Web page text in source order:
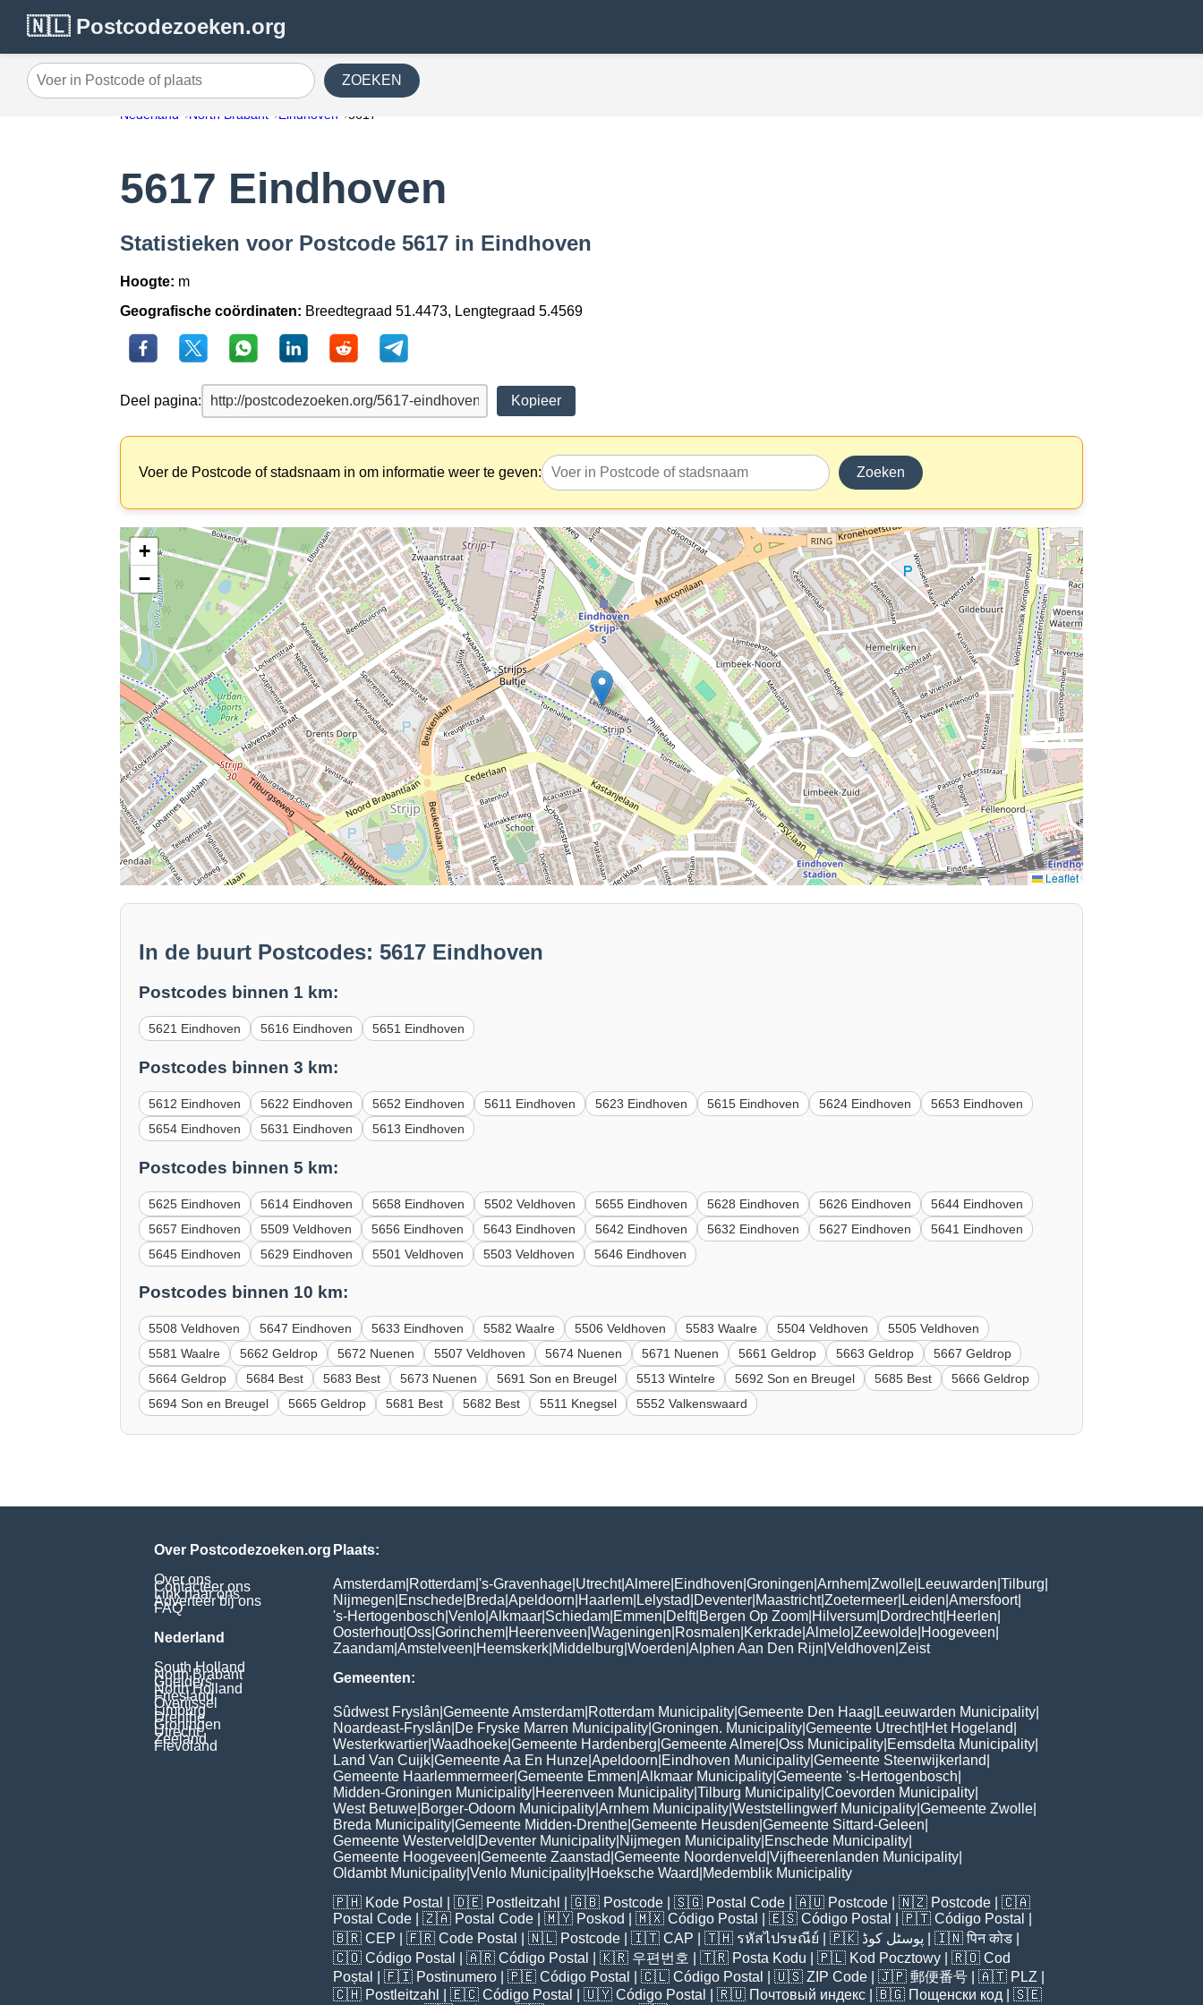
🇳🇱 Postcodezoeken.org
Voer in Postcode of plaats ZOEKEN
Nederland North Brabant Eindhoven 5617
5617 Eindhoven
Statistieken voor Postcode 5617 in Eindhoven
Hoogte: m
Geografische coördinaten: Breedtegraad 51.4473, Lengtegraad 5.4569
Deel pagina: Kopieer
Voer de Postcode of stadsnaam in om informatie weer te geven: Zoeken
+
−
Leaflet
In de buurt Postcodes: 5617 Eindhoven
Postcodes binnen 1 km:
5621 Eindhoven 5616 Eindhoven 5651 Eindhoven
Postcodes binnen 3 km:
5612 Eindhoven 5622 Eindhoven 5652 Eindhoven 5611 Eindhoven 5623 Eindhoven 5615 Eindhoven 5624 Eindhoven
5653 Eindhoven
5654 Eindhoven
5631 Eindhoven 5613 Eindhoven
Postcodes binnen 5 km:
5625 Eindhoven 5614 Eindhoven 5658 Eindhoven 5502 Veldhoven 5655 Eindhoven 5628 Eindhoven 5626 Eindhoven
5644 Eindhoven
5657 Eindhoven
5509 Veldhoven 5656 Eindhoven 5643 Eindhoven 5642 Eindhoven 5632 Eindhoven 5627 Eindhoven
5641 Eindhoven
5645 Eindhoven
5629 Eindhoven 5501 Veldhoven 5503 Veldhoven 5646 Eindhoven
Postcodes binnen 10 km:
5508 Veldhoven 5647 Eindhoven 5633 Eindhoven 5582 Waalre 5506 Veldhoven 5583 Waalre 5504 Veldhoven
5505 Veldhoven
5581 Waalre
5662 Geldrop 5672 Nuenen 5507 Veldhoven 5674 Nuenen 5671 Nuenen 5661 Geldrop 5663 Geldrop
5667 Geldrop
5664 Geldrop
5684 Best 5683 Best 5673 Nuenen 5691 Son en Breugel 5513 Wintelre 5692 Son en Breugel 5685 Best
5666 Geldrop
5694 Son en Breugel
5665 Geldrop 5681 Best 5682 Best 5511 Knegsel 5552 Valkenswaard
Over Postcodezoeken.org
Over ons
Contacteer ons
Link naar ons
Adverteer bij ons
FAQ
Nederland
South Holland
North Brabant
Guelders
North Holland
Friesland
Overijssel
Limburg
Drenthe
Groningen
Utrecht
Zeeland
Flevoland
Plaats:
Amsterdam Rotterdam 's-Gravenhage Utrecht|Almere Eindhoven Groningen Arnhem Zwolle Leeuwarden Tilburg
Nijmegen Enschede Breda Apeldoorn Haarlem Lelystad Deventer Maastricht|Zoetermeer Leiden Amersfoort|
's-Hertogenbosch Venlo Alkmaar Schiedam Emmen Delft| Bergen Op Zoom Hilversum Dordrecht| Heerlen
Oosterhout|Oss Gorinchem Heerenveen Wageningen Rosmalen Kerkrade Almelo Zeewolde Hoogeveen
Zaandam Amstelveen Heemskerk Middelburg Woerden Alphen Aan Den Rijn Veldhoven Zeist
Gemeenten:
Sûdwest Fryslân Gemeente Amsterdam Rotterdam Municipality Gemeente Den Haag Leeuwarden Municipality
Noardeast-Fryslân De Fryske Marren Municipality Groningen. Municipality Gemeente Utrecht| Het Hogeland
Westerkwartier Waadhoeke Gemeente Hardenberg Gemeente Almere Oss Municipality Eemsdelta Municipality
Land Van Cuijk Gemeente Aa En Hunze Apeldoorn Eindhoven Municipality Gemeente Steenwijkerland
Gemeente Haarlemmermeer Gemeente Emmen Alkmaar Municipality Gemeente 's-Hertogenbosch
Midden-Groningen Municipality Heerenveen Municipality Tilburg Municipality Coevorden Municipality
West Betuwe Borger-Odoorn Municipality Arnhem Municipality Weststellingwerf Municipality Gemeente Zwolle
Breda Municipality Gemeente Midden-Drenthe Gemeente Heusden Gemeente Sittard-Geleen
Gemeente Westerveld Deventer Municipality Nijmegen Municipality Enschede Municipality
Gemeente Hoogeveen Gemeente Zaanstad Gemeente Noordenveld Vijfheerenlanden Municipality
Oldambt Municipality Venlo Municipality Hoeksche Waard Medemblik Municipality
🇵🇭 Kode Postal | 🇩🇪 Postleitzahl | 🇬🇧 Postcode | 🇸🇬 Postal Code | 🇦🇺 Postcode | 🇳🇿 Postcode | 🇨🇦
Postal Code | 🇿🇦 Postal Code | 🇲🇾 Poskod | 🇲🇽 Código Postal | 🇪🇸 Código Postal | 🇵🇹 Código Postal
🇧🇷 CEP | 🇫🇷 Code Postal | 🇳🇱 Postcode | 🇮🇹 CAP | 🇹🇭 รหัสไปรษณีย์ | 🇵🇰 پوسٹل کوڈ | 🇮🇳पिन कोड
🇨🇴 Código Postal | 🇦🇷 Código Postal | 🇰🇷 우편번호 | 🇹🇷 Posta Kodu | 🇵🇱 Kod Pocztowy | 🇷🇴 Cod
Poștal
| 🇫🇮 Postinumero | 🇵🇪 Código Postal | 🇨🇱 Código Postal | 🇺🇸 ZIP Code | 🇯🇵 郵便番号 | 🇦🇹 PLZ
🇨🇭 Postleitzahl | 🇪🇨 Código Postal | 🇺🇾 Código Postal | 🇷🇺 Почтовый индекс | 🇧🇬 Пощенски код | 🇸🇪